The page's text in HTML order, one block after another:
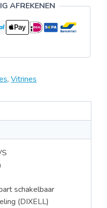
AFREKENEN
, Vitrines
schakelbaar
(DIXELL)